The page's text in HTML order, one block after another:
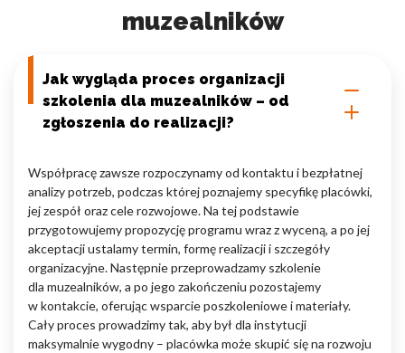
muzealników
Jak wygląda proces organizacji
szkolenia dla muzealników – od
zgłoszenia do realizacji?
Współpracę zawsze rozpoczynamy od kontaktu i bezpłatnej
analizy potrzeb, podczas której poznajemy specyfikę placówki,
jej zespół oraz cele rozwojowe. Na tej podstawie
przygotowujemy propozycję programu wraz z wyceną, a po jej
akceptacji ustalamy termin, formę realizacji i szczegóły
organizacyjne. Następnie przeprowadzamy szkolenie
dla muzealników, a po jego zakończeniu pozostajemy
w kontakcie, oferując wsparcie poszkoleniowe i materiały.
Cały proces prowadzimy tak, aby był dla instytucji
maksymalnie wygodny – placówka może skupić się na rozwoju